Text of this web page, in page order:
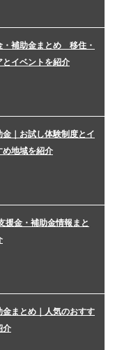
・補助金まとめ 移住・
イベントを紹介
｜お試し体験制度とイ
め地域を紹介
援金・補助金情報まと
まとめ｜人気のおすす
介